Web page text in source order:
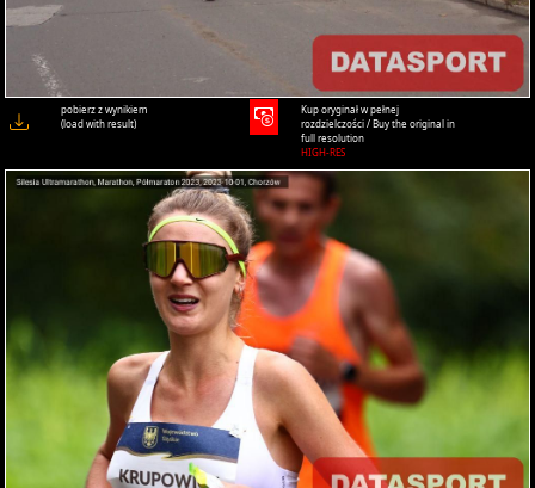
pobierz z wynikiem
(load with result)
Kup oryginał w pełnej
rozdzielczości / Buy the original in
full resolution
HIGH-RES